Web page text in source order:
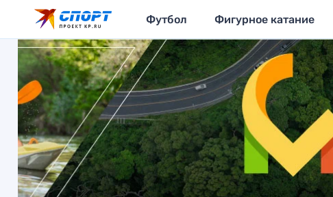
Футбол Фигурное катание